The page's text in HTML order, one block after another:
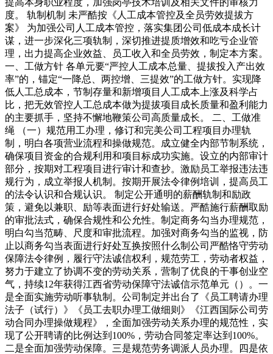
提高本身职业程度，加强岗亭技术培训及相关文件的审核力
度。 轨制机制 未严酷按《人工成本管控及全员劳效提拔方
案》 为加强公司人工成本管控，落实集团公司低成本成长计
谋，进一步深化三项轨制，深切推进提质增效和吃亏企业管
理，出力提高企业效益、员工收入和全员劳效，制定本方案。
一、工做方针 各单元要“严控人工成本总量、提拔投入产出效
率”的，锚定“一降总、两控增、三提效”的工做方针。实现降
低人工总成本，节制存量和新增项目人工成本上涨及科学占
比，把无效管控人工总成本做为提拔项目成长质量和盈利能力
的主要抓手，坚持不懈地鞭策公司高质量成长。 二、工做准
绳 （一）规范用工办理，修订和完美公司工程项目办理轨
制，明白各项营业流程和操做规范。成立健全内部节制系统，
确保项目资金的合规利用和项目标成功实施。设立的内部审计
部分，按期对工程项目进行审计和查抄。激励员工举报违法违
规行为，成立举报人机制。按期开展法令律例培训，提高员工
的法令认识和合规认识。 制定公开通明的薪酬轨制和励政
策，避免以兼职、励等表面进行好处输送。严酷施行薪酬取励
的审批法式，确保合规性和公允性。制定商务勾当办理规范，
明白勾当范畴、尺度和审批流程。加强对商务勾当的监视，防
止以商务勾当表面进行好处互换按照什么制公司严酷恪守劳动
保障法令律例，履行守法诚信权利，规范劳工，劳动者权益，
努力于建立了协调不变的劳动关系，营制了优良的干事创业空
气，持续12年获得江西省劳动保障守法诚信示范单元（）。一
是全面实施劳动听事轨制。公司制定并出台了《员工聘请办理
法子（试行）》《员工去职办理工做细则》《江西国际公司劳
动合同办理操做规程》，全面加强劳动关系办理的规范性，实
现了公开聘请的比例达到100%，劳动合同签定率达到100%。
二是全面加强劳动保障。三是规范劳务调派人员办理。四是依